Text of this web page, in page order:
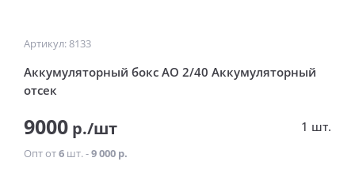
Артикул: 8133
Аккумуляторный бокс АО 2/40 Аккумуляторный
отсек
9000 р./шт 1 шт.
Опт от6 шт. -9 000 р.